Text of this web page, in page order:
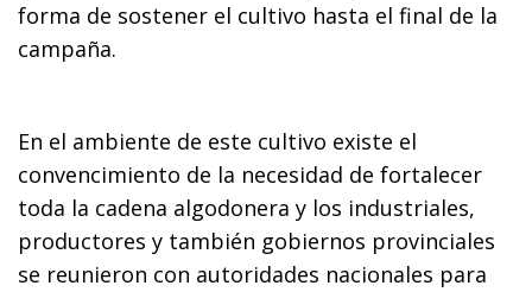
forma de sostener el cultivo hasta el final de la
campaña.
En el ambiente de este cultivo existe el
convencimiento de la necesidad de fortalecer
toda la cadena algodonera y los industriales,
productores y también gobiernos provinciales
se reunieron con autoridades nacionales para